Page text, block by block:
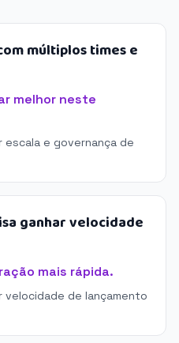
múltiplos times e
melhor neste
e governança de
ganhar velocidade
mais rápida.
de lançamento